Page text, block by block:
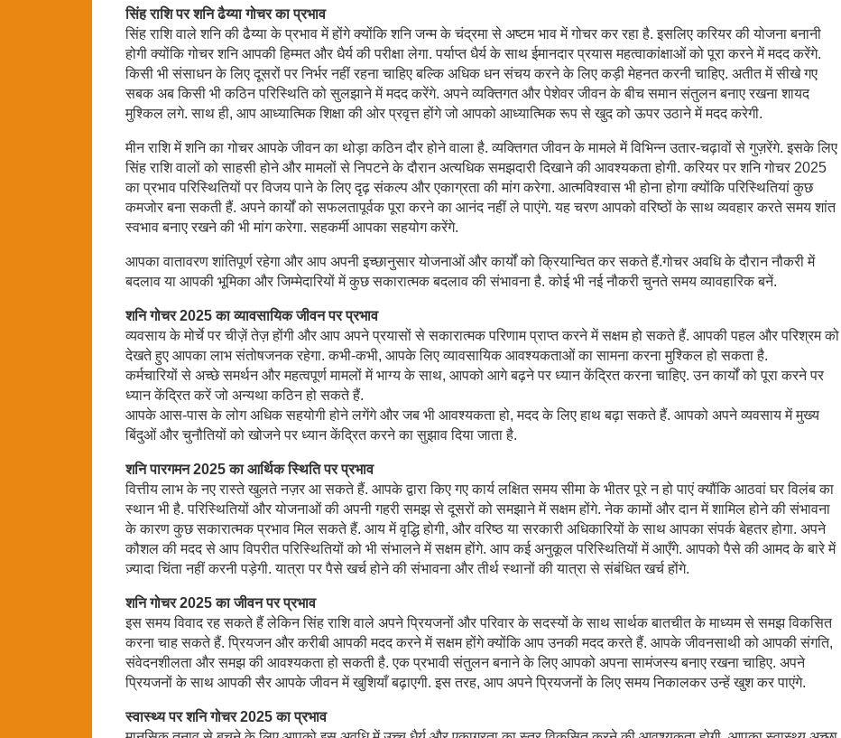
सिंह राशि पर शनि ढैय्या गोचर का प्रभाव
सिंह राशि वाले शनि की ढैय्या के प्रभाव में होंगे क्योंकि शनि जन्म के चंद्रमा से अष्टम भाव में गोचर कर रहा है. इसलिए करियर की योजना बनानी
होगी क्योंकि गोचर शनि आपकी हिम्मत और धैर्य की परीक्षा लेगा. पर्याप्त धैर्य के साथ ईमानदार प्रयास महत्वाकांक्षाओं को पूरा करने में मदद करेंगे.
किसी भी संसाधन के लिए दूसरों पर निर्भर नहीं रहना चाहिए बल्कि अधिक धन संचय करने के लिए कड़ी मेहनत करनी चाहिए. अतीत में सीखे गए
सबक अब किसी भी कठिन परिस्थिति को सुलझाने में मदद करेंगे. अपने व्यक्तिगत और पेशेवर जीवन के बीच समान संतुलन बनाए रखना शायद
मुश्किल लगे. साथ ही, आप आध्यात्मिक शिक्षा की ओर प्रवृत्त होंगे जो आपको आध्यात्मिक रूप से खुद को ऊपर उठाने में मदद करेगी.
मीन राशि में शनि का गोचर आपके जीवन का थोड़ा कठिन दौर होने वाला है. व्यक्तिगत जीवन के मामले में विभिन्न उतार-चढ़ावों से गुज़रेंगे. इसके लिए
सिंह राशि वालों को साहसी होने और मामलों से निपटने के दौरान अत्यधिक समझदारी दिखाने की आवश्यकता होगी. करियर पर शनि गोचर 2025
का प्रभाव परिस्थितियों पर विजय पाने के लिए दृढ़ संकल्प और एकाग्रता की मांग करेगा. आत्मविश्वास भी होना होगा क्योंकि परिस्थितियां कुछ
कमजोर बना सकती हैं. अपने कार्यों को सफलतापूर्वक पूरा करने का आनंद नहीं ले पाएंगे. यह चरण आपको वरिष्ठों के साथ व्यवहार करते समय शांत
स्वभाव बनाए रखने की भी मांग करेगा. सहकर्मी आपका सहयोग करेंगे.
आपका वातावरण शांतिपूर्ण रहेगा और आप अपनी इच्छानुसार योजनाओं और कार्यों को क्रियान्वित कर सकते हैं.गोचर अवधि के दौरान नौकरी में
बदलाव या आपकी भूमिका और जिम्मेदारियों में कुछ सकारात्मक बदलाव की संभावना है. कोई भी नई नौकरी चुनते समय व्यावहारिक बनें.
शनि गोचर 2025 का व्यावसायिक जीवन पर प्रभाव
व्यवसाय के मोर्चे पर चीज़ें तेज़ होंगी और आप अपने प्रयासों से सकारात्मक परिणाम प्राप्त करने में सक्षम हो सकते हैं. आपकी पहल और परिश्रम को
देखते हुए आपका लाभ संतोषजनक रहेगा. कभी-कभी, आपके लिए व्यावसायिक आवश्यकताओं का सामना करना मुश्किल हो सकता है.
कर्मचारियों से अच्छे समर्थन और महत्वपूर्ण मामलों में भाग्य के साथ, आपको आगे बढ़ने पर ध्यान केंद्रित करना चाहिए. उन कार्यों को पूरा करने पर
ध्यान केंद्रित करें जो अन्यथा कठिन हो सकते हैं.
आपके आस-पास के लोग अधिक सहयोगी होने लगेंगे और जब भी आवश्यकता हो, मदद के लिए हाथ बढ़ा सकते हैं. आपको अपने व्यवसाय में मुख्य
बिंदुओं और चुनौतियों को खोजने पर ध्यान केंद्रित करने का सुझाव दिया जाता है.
शनि पारगमन 2025 का आर्थिक स्थिति पर प्रभाव
वित्तीय लाभ के नए रास्ते खुलते नज़र आ सकते हैं. आपके द्वारा किए गए कार्य लक्षित समय सीमा के भीतर पूरे न हो पाएं क्यौंकि आठवां घर विलंब का
स्थान भी है. परिस्थितियों और योजनाओं की अपनी गहरी समझ से दूसरों को समझाने में सक्षम होंगे. नेक कामों और दान में शामिल होने की संभावना
के कारण कुछ सकारात्मक प्रभाव मिल सकते हैं. आय में वृद्धि होगी, और वरिष्ठ या सरकारी अधिकारियों के साथ आपका संपर्क बेहतर होगा. अपने
कौशल की मदद से आप विपरीत परिस्थितियों को भी संभालने में सक्षम होंगे. आप कई अनुकूल परिस्थितियों में आएँगे. आपको पैसे की आमद के बारे में
ज़्यादा चिंता नहीं करनी पड़ेगी. यात्रा पर पैसे खर्च होने की संभावना और तीर्थ स्थानों की यात्रा से संबंधित खर्च होंगे.
शनि गोचर 2025 का जीवन पर प्रभाव
इस समय विवाद रह सकते हैं लेकिन सिंह राशि वाले अपने प्रियजनों और परिवार के सदस्यों के साथ सार्थक बातचीत के माध्यम से समझ विकसित
करना चाह सकते हैं. प्रियजन और करीबी आपकी मदद करने में सक्षम होंगे क्योंकि आप उनकी मदद करते हैं. आपके जीवनसाथी को आपकी संगति,
संवेदनशीलता और समझ की आवश्यकता हो सकती है. एक प्रभावी संतुलन बनाने के लिए आपको अपना सामंजस्य बनाए रखना चाहिए. अपने
प्रियजनों के साथ आपकी सैर आपके जीवन में खुशियाँ बढ़ाएगी. इस तरह, आप अपने प्रियजनों के लिए समय निकालकर उन्हें खुश कर पाएंगे.
स्वास्थ्य पर शनि गोचर 2025 का प्रभाव